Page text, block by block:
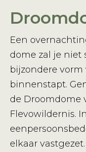
Een
dome zal je niet
bijzondere
binnenstapt.
de Droomdome
Flevowildernis.
elkaar